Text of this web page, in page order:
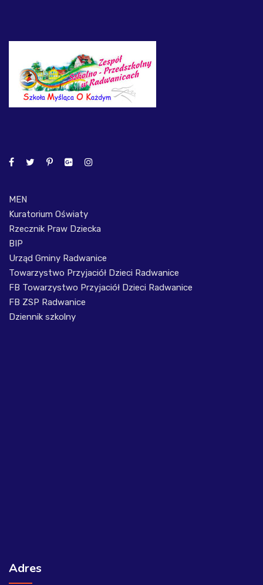
MEN
Kuratorium Oświaty
Rzecznik Praw Dziecka
BIP
Urząd Gminy Radwanice
Towarzystwo Przyjaciół Dzieci Radwanice
FB Towarzystwo Przyjaciół Dzieci Radwanice
FB ZSP Radwanice
Dziennik szkolny
Adres